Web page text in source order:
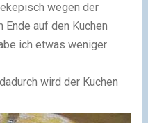
wegen der
auf den Kuchen
ich etwas weniger
wird der Kuchen